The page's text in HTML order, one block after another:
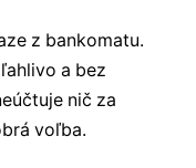
z bankomatu.
a bez
nič za
voľba.